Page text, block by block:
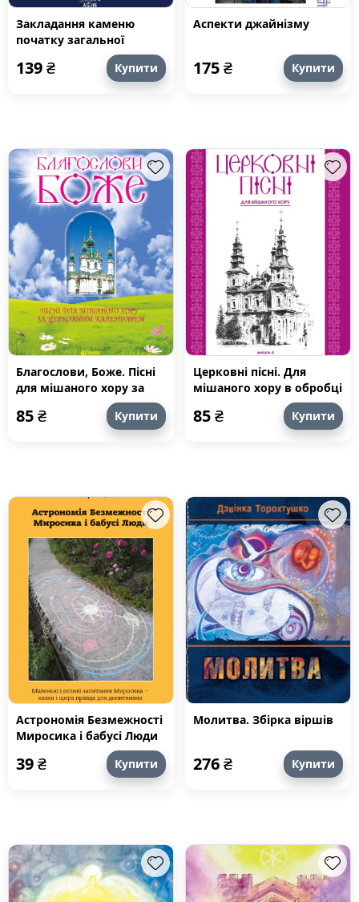
Закладання каменю
початку загальної
антропософської
спільноти
139₴ Купити
Аспекти джайнізму
175₴ Купити
Благослови, Боже. Пісні
для мішаного хору за
церковним календарем
85₴ Купити
Церковні пісні. Для
мішаного хору в обробці
В.Семчишина. Випуск 4
85₴ Купити
Астрономія Безмежності
Миросика і бабусі Люди
39₴ Купити
Молитва. Збірка віршів
276₴ Купити